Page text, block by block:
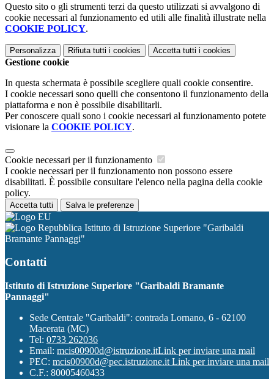
Questo sito o gli strumenti terzi da questo utilizzati si avvalgono di
cookie necessari al funzionamento ed utili alle finalità illustrate nella
COOKIE POLICY.
Personalizza Rifiuta tutti i cookies Accetta tutti i cookies
Gestione cookie
In questa schermata è possibile scegliere quali cookie consentire.
I cookie necessari sono quelli che consentono il funzionamento della
piattaforma e non è possibile disabilitarli.
Per conoscere quali sono i cookie necessari al funzionamento potete
visionare la COOKIE POLICY.
Cookie necessari per il funzionamento
I cookie necessari per il funzionamento non possono essere
disabilitati. È possibile consultare l'elenco nella pagina della cookie
policy.
Accetta tutti Salva le preferenze
Istituto di Istruzione Superiore "Garibaldi
Bramante Pannaggi"
Contatti
Istituto di Istruzione Superiore "Garibaldi Bramante
Pannaggi"
Sede Centrale "Garibaldi": contrada Lornano, 6 - 62100
Macerata (MC)
Tel: 0733 262036
Email: mcis00900d@istruzione.itLink per inviare una mail
PEC: mcis00900d@pec.istruzione.it Link per inviare una mail
C.F.: 80005460433